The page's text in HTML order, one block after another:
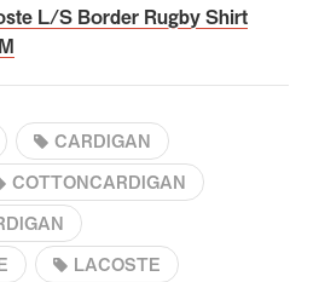
L/S Border Rugby Shirt
CARDIGAN
COTTONCARDIGAN
LACOSTE